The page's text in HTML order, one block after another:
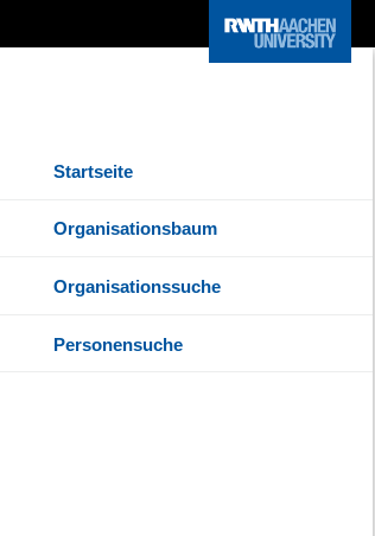
Startseite
Organisationsbaum
Organisationssuche
Personensuche